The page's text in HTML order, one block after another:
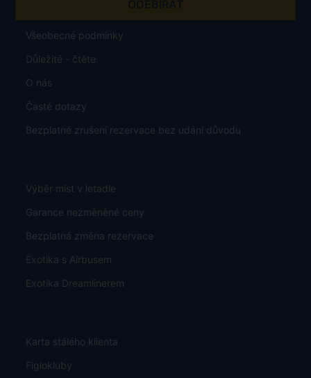
Všeobecné podmínky
Důležité - čtěte
O nás
Časté dotazy
Bezplatné zrušení rezervace bez udání důvodu
Výběr míst v letadle
Garance nezměněné ceny
Bezplatná změna rezervace
Exotika s Airbusem
Exotika Dreamlinerem
Karta stálého klienta
Figlokluby